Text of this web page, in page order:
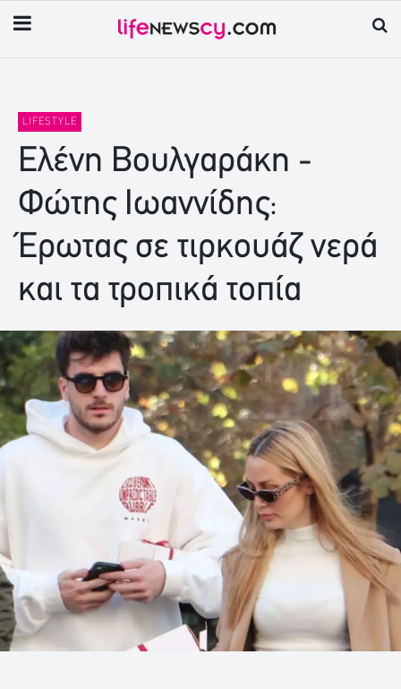
LIFESTYLE
Ελένη Βουλγαράκη -
Φώτης Ιωαννίδης:
Έρωτας σε τιρκουάζ νερά
και τα τροπικά τοπία